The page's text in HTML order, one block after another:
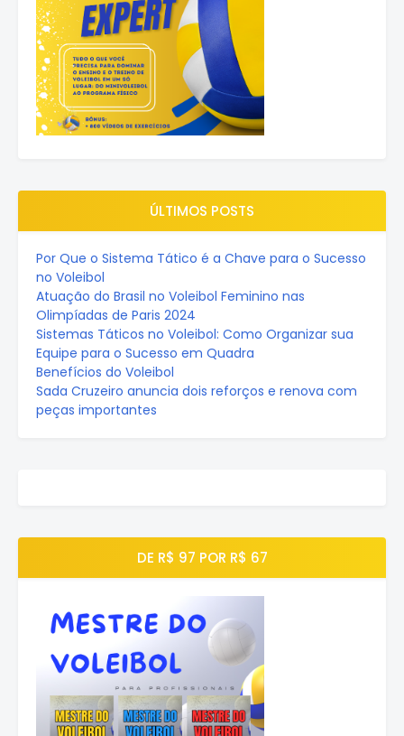
ÚLTIMOS POSTS
Por Que o Sistema Tático é a Chave para o Sucesso
no Voleibol
Atuação do Brasil no Voleibol Feminino nas
Olimpíadas de Paris 2024
Sistemas Táticos no Voleibol: Como Organizar sua
Equipe para o Sucesso em Quadra
Benefícios do Voleibol
Sada Cruzeiro anuncia dois reforços e renova com
peças importantes
DE R$ 97 POR R$ 67